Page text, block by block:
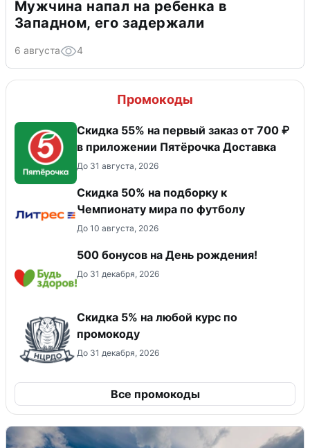
Мужчина напал на ребенка в
Западном, его задержали
6 августа 4
Промокоды
Скидка 55% на первый заказ от 700 ₽
в приложении Пятёрочка Доставка
До 31 августа, 2026
Скидка 50% на подборку к
Чемпионату мира по футболу
До 10 августа, 2026
500 бонусов на День рождения!
До 31 декабря, 2026
Скидка 5% на любой курс по
промокоду
До 31 декабря, 2026
Все промокоды